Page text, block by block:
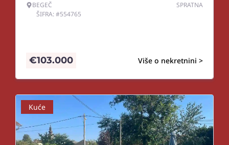
BEGEČ
ŠIFRA: #554765
SPRATNA
Više o nekretnini >
€103.000
Kuće